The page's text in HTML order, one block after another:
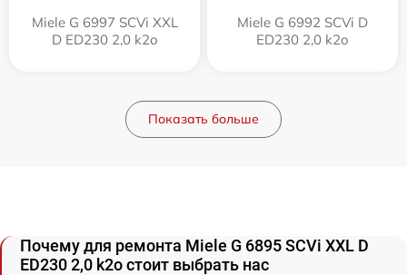
Miele G 6997 SCVi XXL
D ED230 2,0 k2o
Miele G 6992 SCVi D
ED230 2,0 k2o
Показать больше
Почему для ремонта Miele G 6895 SCVi XXL D
ED230 2,0 k2o стоит выбрать нас